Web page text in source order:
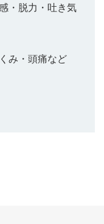
・脱力・吐き気
み・頭痛など